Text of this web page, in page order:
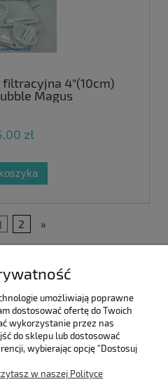
4"(10cm)
Magus
zł
2 »
konto
umożliwiają poprawne
dostosować ofertę do Twoich
wykorzystanie przez nas
do sklepu lub dostosować
wybierając opcję "Dostosuj
w naszej Polityce